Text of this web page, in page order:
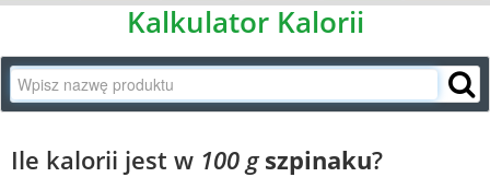
Kalkulator Kalorii
Ile kalorii jest w 100 g szpinaku?